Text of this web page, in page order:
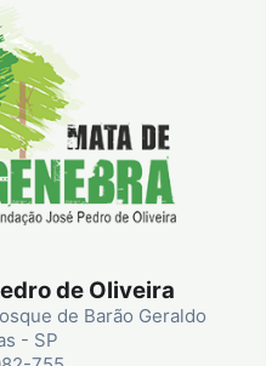
de Oliveira
de Barão Geraldo
- SP